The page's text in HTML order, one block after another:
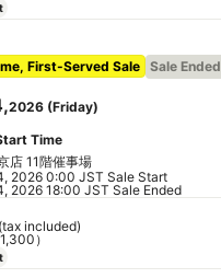
First-Served Sale Sale Ended
,2026 (Friday)
Time
店 11階催事場
2026 0:00 JST Sale Start
2026 18:00 JST Sale Ended
(tax included)
）